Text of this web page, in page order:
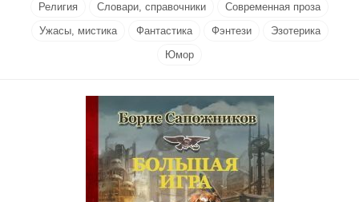
Религия
Словари, справочники
Современная проза
Ужасы, мистика
Фантастика Фэнтези
Эзотерика
Юмор